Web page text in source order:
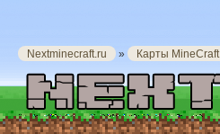
Nextminecraft.ru » Карты MineCraft